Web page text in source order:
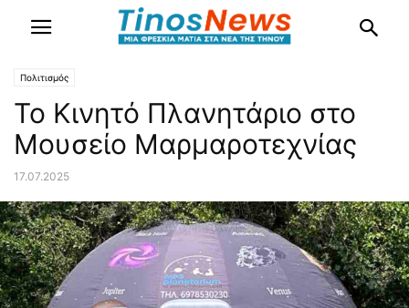
Πολιτισμός
Το Κινητό Πλανητάριο στο
Μουσείο Μαρμαροτεχνίας
17.07.2025